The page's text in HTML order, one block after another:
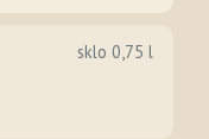
sklo 0,75 l